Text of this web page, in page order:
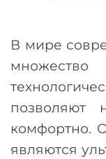
В мире
комфортно.
являются